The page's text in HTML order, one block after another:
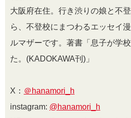
大阪府在住。行き渋りの娘と不
ら、不登校にまつわるエッセイ
ルマザーです。著書「息子が学
た。(KADOKAWA刊)」
X： ＠hanamori_h
instagram: @hanamori_h